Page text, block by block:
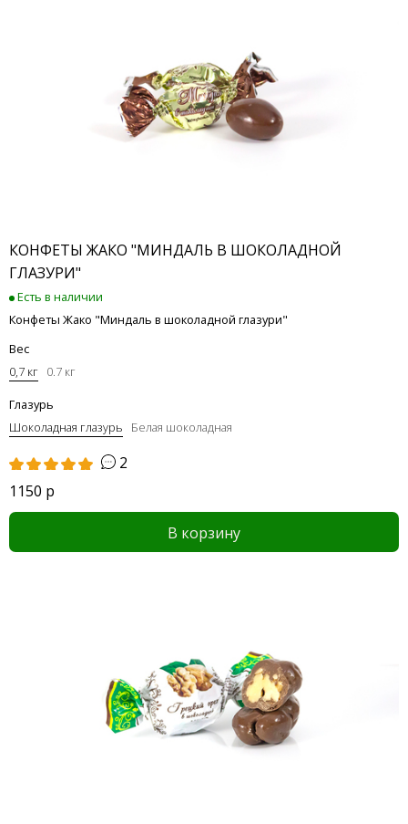
КОНФЕТЫ ЖАКО "МИНДАЛЬ В ШОКОЛАДНОЙ
ГЛАЗУРИ"
Есть в наличии
Конфеты Жако "Миндаль в шоколадной глазури"
Вес
0,7 кг 0.7 кг
Глазурь
Шоколадная глазурь
Белая шоколадная
2
1150 р
В корзину